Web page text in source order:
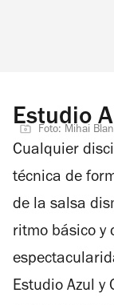
Estudio
Foto: Mihai
Cualquier
técnica de
de la salsa
ritmo básico y
Estudio Azul y